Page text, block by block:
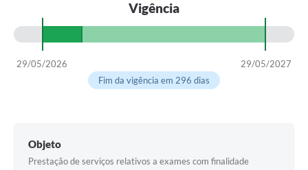
Vigência
29/05/2026
29/05/2027
Fim da vigência em 296 dias
Objeto
Prestação de serviços relativos a exames com finalidade